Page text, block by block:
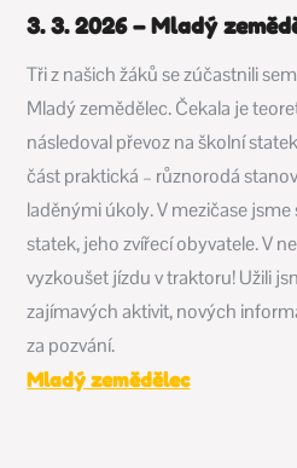
3. 3. 2026 – Mladý
Tři z našich žáků se zúčastnili
Mladý zemědělec. Čekala je
následoval převoz na školní
část praktická – různorodá
laděnými úkoly. V mezičase
statek, jeho zvířecí obyvatele. V
vyzkoušet jízdu v traktoru! Užili
zajímavých aktivit, nových
za pozvání.
Mladý zemědělec